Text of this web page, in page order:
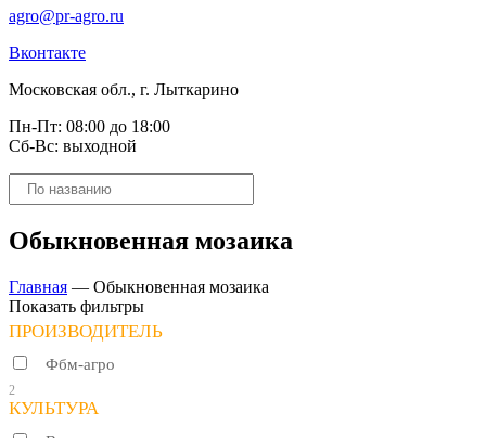
agro@pr-agro.ru
Вконтакте
Московская обл., г. Лыткарино
Пн-Пт: 08:00 до 18:00
Сб-Вс: выходной
Поиск
товаров
Обыкновенная мозаика
Главная — Обыкновенная мозаика
Показать фильтры
ПРОИЗВОДИТЕЛЬ
Фбм-агро
2
КУЛЬТУРА